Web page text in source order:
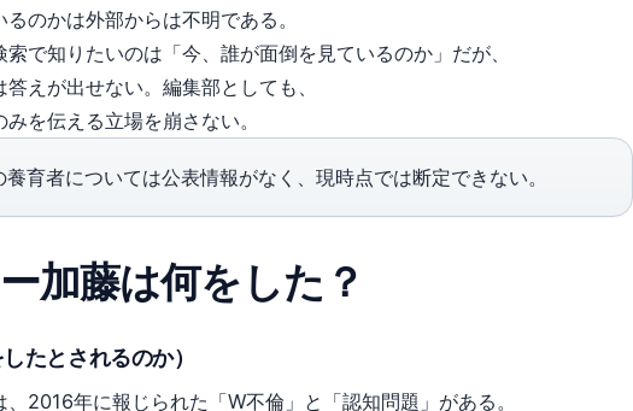
のかは外部からは不明である。
で知りたいのは「今、誰が面倒を見ているのか」だが、
えが出せない。編集部としても、
を伝える立場を崩さない。
養育者については公表情報がなく、現時点では断定できない。
加藤は何をした？
たとされるのか）
2016年に報じられた「W不倫」と「認知問題」がある。